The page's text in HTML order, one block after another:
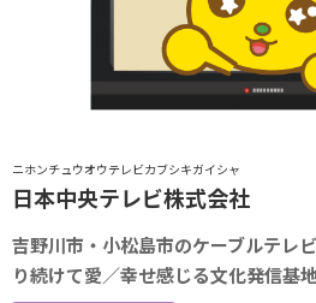
ニホンチュウオウテレビカブシキガイシャ
日本中央テレビ株式会社
吉野川市・小松島市のケーブルテ
り続けて愛／幸せ感じる文化発信基